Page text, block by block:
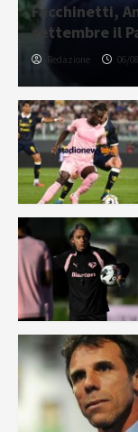
Facchinetti,
settembre il
Redazione 06/